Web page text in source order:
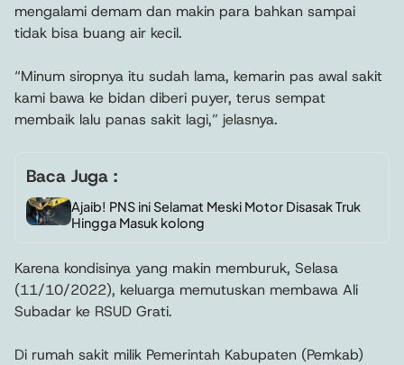
mengalami demam dan makin para bahkan sampai
tidak bisa buang air kecil.
“Minum siropnya itu sudah lama, kemarin pas awal sakit
kami bawa ke bidan diberi puyer, terus sempat
membaik lalu panas sakit lagi,” jelasnya.
Baca Juga :
Ajaib! PNS ini Selamat Meski Motor Disasak Truk
Hingga Masuk kolong
Karena kondisinya yang makin memburuk, Selasa
(11/10/2022), keluarga memutuskan membawa Ali
Subadar ke RSUD Grati.
Di rumah sakit milik Pemerintah Kabupaten (Pemkab)